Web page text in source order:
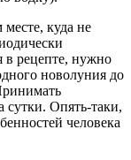
куда не
в рецепте, нужно
новолуния до
сутки. Опять-таки,
человека